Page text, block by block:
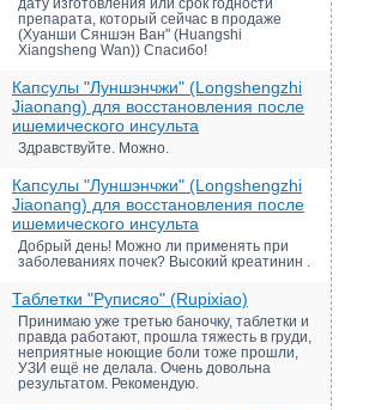
дату изготовления или срок годности
препарата, который сейчас в продаже
(Хуанши Сяншэн Ван" (Huangshi
Xiangsheng Wan)) Спасибо!
Капсулы "Луншэнчжи" (Longshengzhi
Jiaonang) для восстановления после
ишемического инсульта
Здравствуйте. Можно.
Капсулы "Луншэнчжи" (Longshengzhi
Jiaonang) для восстановления после
ишемического инсульта
Добрый день! Можно ли применять при
заболеваниях почек? Высокий креатинин .
Таблетки "Руписяо" (Rupixiao)
Принимаю уже третью баночку, таблетки и
правда работают, прошла тяжесть в груди,
неприятные ноющие боли тоже прошли,
УЗИ ещё не делала. Очень довольна
результатом. Рекомендую.